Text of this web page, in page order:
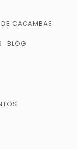
CAÇAMBAS
BLOG